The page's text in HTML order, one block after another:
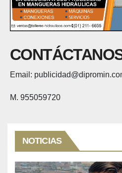
Email:
M. 955059720
NOTICIAS